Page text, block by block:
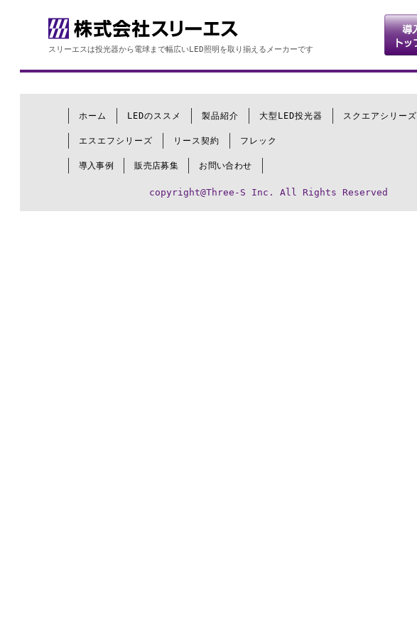
スリーエスは投光器から電球まで幅広いLED照明を取り揃えるメーカーです
ホーム LEDのススメ 製品紹介 大型LED投光器 スクエアシリーズ
エスエフシリーズ リース契約 フレック
導入事例 販売店募集 お問い合わせ
copyright@Three-S Inc. All Rights Reserved